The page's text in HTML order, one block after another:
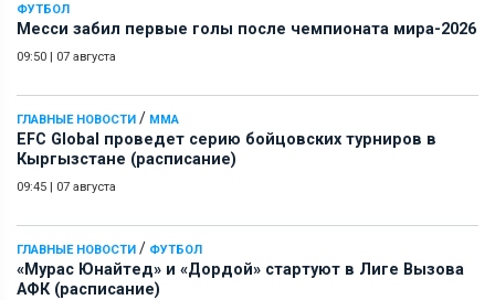
ФУТБОЛ
Месси забил первые голы после чемпионата мира-2026
09:50 | 07 августа
ГЛАВНЫЕ НОВОСТИ / ММА
EFC Global проведет серию бойцовских турниров в
Кыргызстане (расписание)
09:45 | 07 августа
ГЛАВНЫЕ НОВОСТИ / ФУТБОЛ
«Мурас Юнайтед» и «Дордой» стартуют в Лиге Вызова
АФК (расписание)